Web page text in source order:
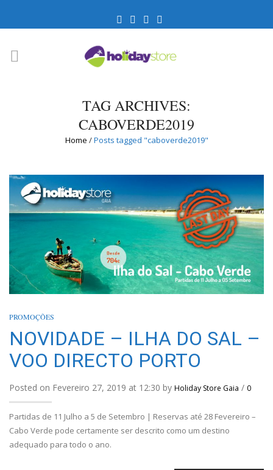
TAG ARCHIVES:
CABOVERDE2019
Home /Posts tagged "caboverde2019"
PROMOÇÕES
NOVIDADE – ILHA DO SAL –
VOO DIRECTO PORTO
Posted on Fevereiro 27, 2019 at 12:30 by Holiday Store Gaia / 0
Partidas de 11 Julho a 5 de Setembro | Reservas até 28 Fevereiro –
Cabo Verde pode certamente ser descrito como um destino
adequado para todo o ano.